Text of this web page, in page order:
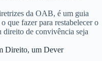
da OAB, é um guia
que fazer para restabelecer o
direito de convivência seja
Direito, um Dever